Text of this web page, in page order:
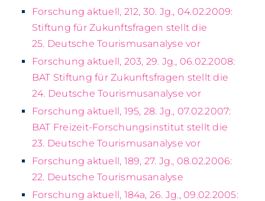
Forschung aktuell, 212, 30. Jg., 04.02.2009:
Stiftung für Zukunftsfragen stellt die
25. Deutsche Tourismusanalyse vor
Forschung aktuell, 203, 29. Jg., 06.02.2008:
BAT Stiftung für Zukunftsfragen stellt die
24. Deutsche Tourismusanalyse vor
Forschung aktuell, 195, 28. Jg., 07.02.2007:
BAT Freizeit-Forschungsinstitut stellt die
23. Deutsche Tourismusanalyse vor
Forschung aktuell, 189, 27. Jg., 08.02.2006:
22. Deutsche Tourismusanalyse
Forschung aktuell, 184a, 26. Jg., 09.02.2005: